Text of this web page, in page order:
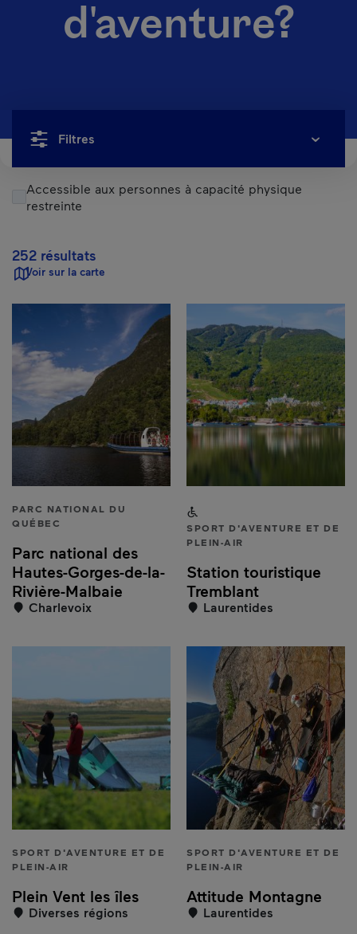
d'aventure?
Filtres
Accessible aux personnes à capacité physique
restreinte
252 résultats
Voir sur la carte
Résultats
PARC NATIONAL DU
QUÉBEC
Parc national des
Hautes-Gorges-de-la-
Rivière-Malbaie
Charlevoix
SPORT D'AVENTURE ET DE
PLEIN-AIR
Station touristique
Tremblant
Laurentides
SPORT D'AVENTURE ET DE
PLEIN-AIR
Plein Vent les îles
Diverses régions
SPORT D'AVENTURE ET DE
PLEIN-AIR
Attitude Montagne
Laurentides